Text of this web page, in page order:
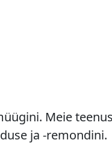
Meie
ja -remondini.